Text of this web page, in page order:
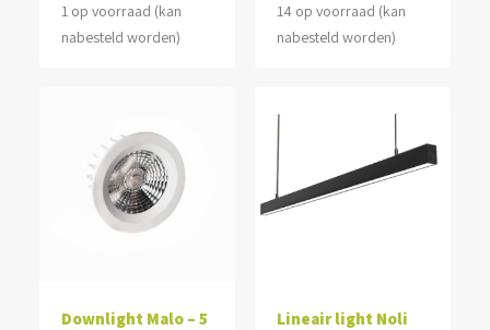
1 op voorraad (kan
nabesteld worden)
14 op voorraad (kan
nabesteld worden)
Downlight Malo – 5
Lineair light Noli